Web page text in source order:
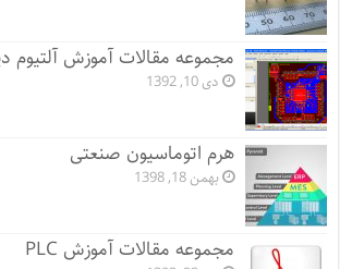
مجموعه مقالات آموزش آلتیوم
دی 10, 1392
هرم اتوماسیون صنعتی
بهمن 18, 1398
مجموعه مقالات آموزش PLC